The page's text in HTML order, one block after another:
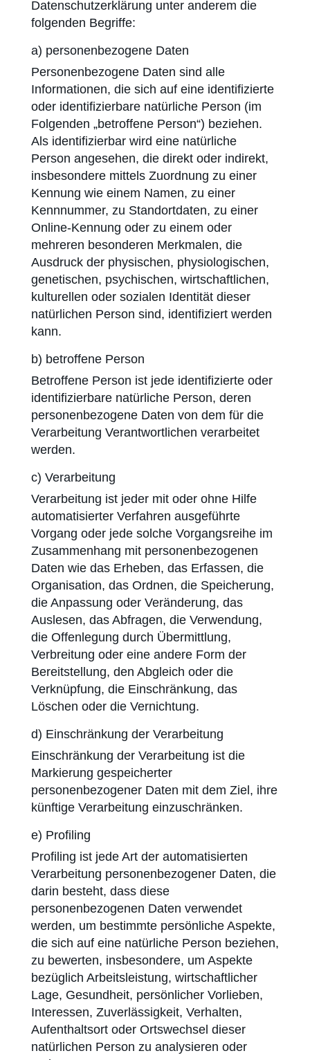
Datenschutzerklärung unter anderem die
folgenden Begriffe:
a) personenbezogene Daten
Personenbezogene Daten sind alle
Informationen, die sich auf eine identifizierte
oder identifizierbare natürliche Person (im
Folgenden „betroffene Person“) beziehen.
Als identifizierbar wird eine natürliche
Person angesehen, die direkt oder indirekt,
insbesondere mittels Zuordnung zu einer
Kennung wie einem Namen, zu einer
Kennnummer, zu Standortdaten, zu einer
Online-Kennung oder zu einem oder
mehreren besonderen Merkmalen, die
Ausdruck der physischen, physiologischen,
genetischen, psychischen, wirtschaftlichen,
kulturellen oder sozialen Identität dieser
natürlichen Person sind, identifiziert werden
kann.
b) betroffene Person
Betroffene Person ist jede identifizierte oder
identifizierbare natürliche Person, deren
personenbezogene Daten von dem für die
Verarbeitung Verantwortlichen verarbeitet
werden.
c) Verarbeitung
Verarbeitung ist jeder mit oder ohne Hilfe
automatisierter Verfahren ausgeführte
Vorgang oder jede solche Vorgangsreihe im
Zusammenhang mit personenbezogenen
Daten wie das Erheben, das Erfassen, die
Organisation, das Ordnen, die Speicherung,
die Anpassung oder Veränderung, das
Auslesen, das Abfragen, die Verwendung,
die Offenlegung durch Übermittlung,
Verbreitung oder eine andere Form der
Bereitstellung, den Abgleich oder die
Verknüpfung, die Einschränkung, das
Löschen oder die Vernichtung.
d) Einschränkung der Verarbeitung
Einschränkung der Verarbeitung ist die
Markierung gespeicherter
personenbezogener Daten mit dem Ziel, ihre
künftige Verarbeitung einzuschränken.
e) Profiling
Profiling ist jede Art der automatisierten
Verarbeitung personenbezogener Daten, die
darin besteht, dass diese
personenbezogenen Daten verwendet
werden, um bestimmte persönliche Aspekte,
die sich auf eine natürliche Person beziehen,
zu bewerten, insbesondere, um Aspekte
bezüglich Arbeitsleistung, wirtschaftlicher
Lage, Gesundheit, persönlicher Vorlieben,
Interessen, Zuverlässigkeit, Verhalten,
Aufenthaltsort oder Ortswechsel dieser
natürlichen Person zu analysieren oder